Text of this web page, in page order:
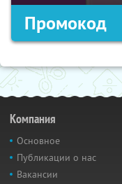
Промокод
Компания
Основное
Публикации о нас
Вакансии